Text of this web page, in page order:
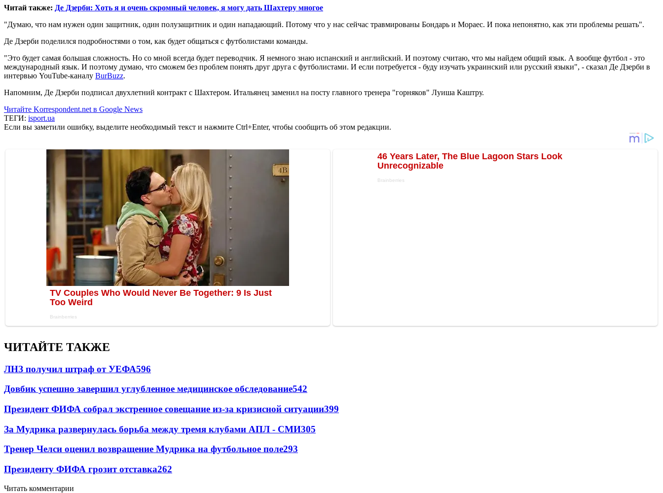
Читай также: Де Дзерби: Хоть я и очень скромный человек, я могу дать Шахтеру многое
"Думаю, что нам нужен один защитник, один полузащитник и один нападающий. Потому что у нас сейчас травмированы Бондарь и Мораес. И пока непонятно, как эти проблемы решать".
Де Дзерби поделился подробностями о том, как будет общаться с футболистами команды.
"Это будет самая большая сложность. Но со мной всегда будет переводчик. Я немного знаю испанский и английский. И поэтому считаю, что мы найдем общий язык. А вообще футбол - это
международный язык. И поэтому думаю, что сможем без проблем понять друг друга с футболистами. И если потребуется - буду изучать украинский или русский языки", - сказал Де Дзерби в
интервью YouTube-каналу BurBuzz.
Напомним, Де Дзерби подписал двухлетний контракт с Шахтером. Итальянец заменил на посту главного тренера "горняков" Луиша Каштру.
Читайте Korrespondent.net в Google News
ТЕГИ: isport.ua
Если вы заметили ошибку, выделите необходимый текст и нажмите Ctrl+Enter, чтобы сообщить об этом редакции.
ЧИТАЙТЕ ТАКЖЕ
ЛНЗ получил штраф от УЕФА596
Довбик успешно завершил углубленное медицинское обследование542
Президент ФИФА собрал экстренное совещание из-за кризисной ситуации399
За Мудрика развернулась борьба между тремя клубами АПЛ - СМИ305
Тренер Челси оценил возвращение Мудрика на футбольное поле293
Президенту ФИФА грозит отставка262
Читать комментарии